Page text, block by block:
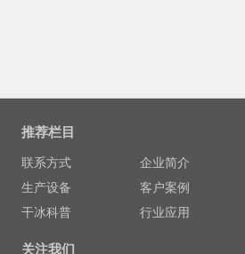
推荐栏目
联系方式 企业简介
生产设备
客户案例
干冰科普
行业应用
关注我们